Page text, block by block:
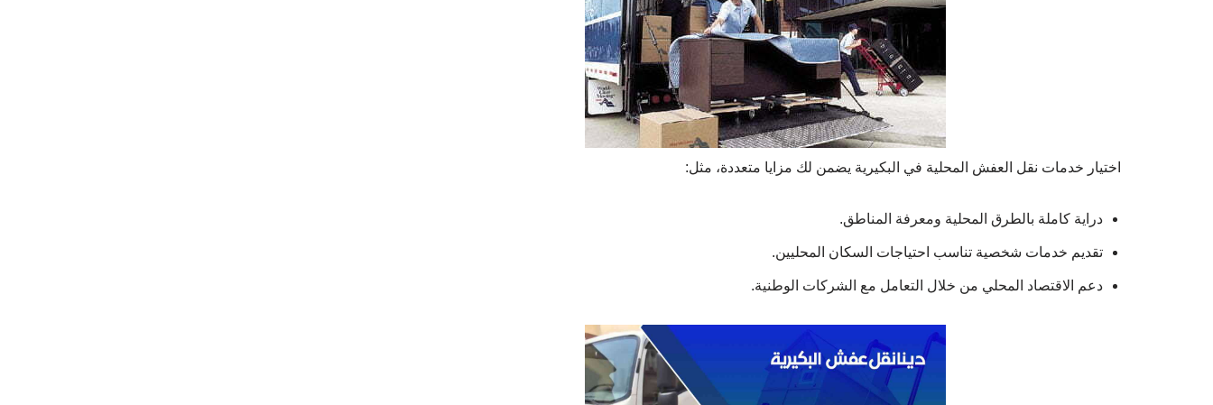
اختيار خدمات نقل العفش المحلية في البكيرية يضمن لك مزايا متعددة، مثل:
دراية كاملة بالطرق المحلية ومعرفة المناطق.
تقديم خدمات شخصية تناسب احتياجات السكان المحليين.
دعم الاقتصاد المحلي من خلال التعامل مع الشركات الوطنية.